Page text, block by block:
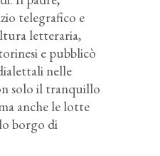
telegrafico e
letteraria,
e pubblicò
nelle
solo il tranquillo
anche le lotte
borgo di